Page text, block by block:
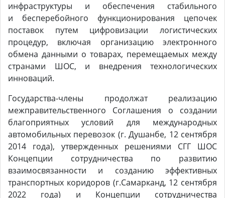
инфраструктуры и обеспечения стабильного
и бесперебойного функционирования цепочек
поставок путем цифровизации логистических
процедур, включая организацию электронного
обмена данными о товарах, перемещаемых между
странами ШОС, и внедрения технологических
инноваций.
Государства-члены продолжат реализацию
межправительственного Соглашения о создании
благоприятных условий для международных
автомобильных перевозок (г. Душанбе, 12 сентября
2014 года), утвержденных решениями СГГ ШОС
Концепции сотрудничества по развитию
взаимосвязанности и созданию эффективных
транспортных коридоров (г.Самарканд, 12 сентября
2022 года) и Концепции сотрудничества